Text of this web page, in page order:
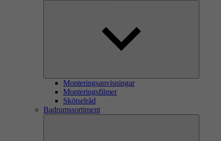
Monteringsanvisningar
Monteringsfilmer
Skötselråd
Badrumssortiment